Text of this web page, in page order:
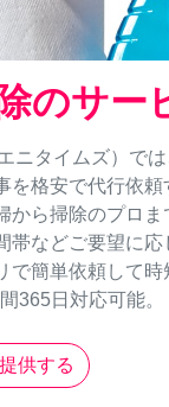
のサー
ニタイムズ）で
を格安で代行依頼
から掃除のプロ
帯などご要望に
で簡単依頼して
365日対応可能。
供する